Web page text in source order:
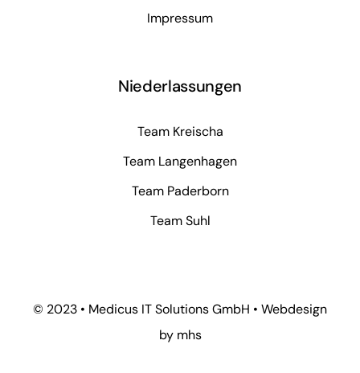
Impressum
Niederlassungen
Team Kreischa
Team Langenhagen
Team Paderborn
Team Suhl
© 2023 • Medicus IT Solutions GmbH • Webdesign
by mhs